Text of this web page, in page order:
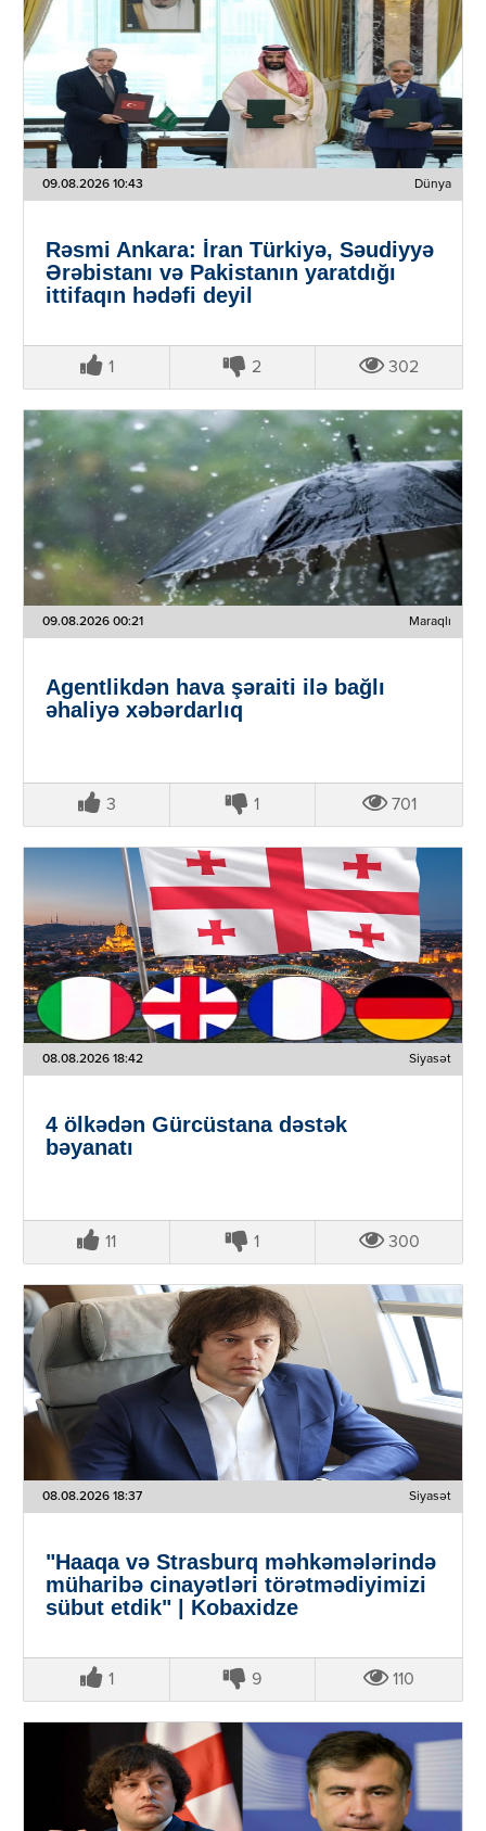
09.08.2026 10:43 Dünya
Rəsmi Ankara: İran Türkiyə, Səudiyyə
Ərəbistanı və Pakistanın yaratdığı
ittifaqın hədəfi deyil
1 2 302
09.08.2026 00:21 Maraqlı
Agentlikdən hava şəraiti ilə bağlı
əhaliyə xəbərdarlıq
3 1 701
08.08.2026 18:42 Siyasət
4 ölkədən Gürcüstana dəstək
bəyanatı
11 1 300
08.08.2026 18:37 Siyasət
"Haaqa və Strasburq məhkəmələrində
müharibə cinayətləri törətmədiyimizi
sübut etdik" | Kobaxidze
1 9 110